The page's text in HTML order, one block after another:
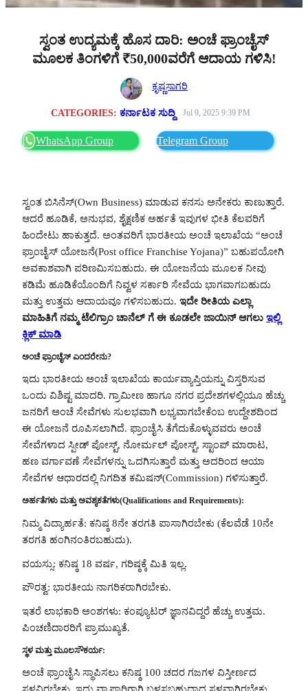
ಸ್ವಂತ ಉದ್ಯಮಕ್ಕೆ ಹೊಸ ದಾರಿ: ಅಂಚೆ ಫ್ರಾಂಚೈಸ್‌
ಮೂಲಕ ತಿಂಗಳಿಗೆ ₹50,000ವರೆಗೆ ಆದಾಯ ಗಳಿಸಿ!
ಕೃಷ್ಣಸಾಗರಿ
CATEGORIES: ಕರ್ನಾಟಕ ಸುದ್ದಿ Jul 9, 2025 9:39 PM
WhatsApp Group Telegram Group
ಸ್ವಂತ ಬಿಸಿನೆಸ್(Own Business) ಮಾಡುವ ಕನಸು ಅನೇಕರು ಕಾಣುತ್ತಾರೆ.
ಆದರೆ ಹೂಡಿಕೆ, ಅನುಭವ, ಶೈಕ್ಷಣಿಕ ಅರ್ಹತೆ ಇವುಗಳ ಭೀತಿ ಕೆಲವರಿಗೆ
ಹಿಂದೇಟು ಹಾಕುತ್ತದೆ. ಅಂತವರಿಗೆ ಭಾರತೀಯ ಅಂಚೆ ಇಲಾಖೆಯ “ಅಂಚೆ
ಫ್ರಾಂಚೈಸ್ ಯೋಜನೆ(Post office Franchise Yojana)” ಬಹುಪಯೋಗಿ
ಅವಕಾಶವಾಗಿ ಪರಿಣಮಿಸಬಹುದು. ಈ ಯೋಜನೆಯ ಮೂಲಕ ನೀವು
ಕಡಿಮೆ ಹೂಡಿಕೆಯೊಂದಿಗೆ ನಿವ್ವಳ ಸರ್ಕಾರಿ ಸೇವೆಯ ಭಾಗವಾಗಬಹುದು
ಮತ್ತು ಉತ್ತಮ ಆದಾಯವೂ ಗಳಿಸಬಹುದು. ಇದೇ ರೀತಿಯ ಎಲ್ಲಾ
ಮಾಹಿತಿಗೆ ನಮ್ಮ ಟೆಲಿಗ್ರಾಂ ಚಾನೆಲ್ ಗೆ ಈ ಕೂಡಲೇ ಜಾಯಿನ್ ಆಗಲು ಇಲ್ಲಿ
ಕ್ಲಿಕ್ ಮಾಡಿ
ಅಂಚೆ ಫ್ರಾಂಚೈಸ್ ಎಂದರೇನು?
ಇದು ಭಾರತೀಯ ಅಂಚೆ ಇಲಾಖೆಯ ಕಾರ್ಯವ್ಯಾಪ್ತಿಯನ್ನು ವಿಸ್ತರಿಸುವ
ಒಂದು ವಿಶಿಷ್ಟ ಮಾದರಿ. ಗ್ರಾಮೀಣ ಹಾಗೂ ನಗರ ಪ್ರದೇಶಗಳಲ್ಲಿಯೂ ಹೆಚ್ಚು
ಜನರಿಗೆ ಅಂಚೆ ಸೇವೆಗಳು ಸುಲಭವಾಗಿ ಲಭ್ಯವಾಗಬೇಕೆಂಬ ಉದ್ದೇಶದಿಂದ
ಈ ಯೋಜನೆ ರೂಪಿಸಲಾಗಿದೆ. ಫ್ರಾಂಚೈಸಿ ತೆಗೆದುಕೊಳ್ಳುವವರು ಅಂಚೆ
ಸೇವೆಗಳಾದ ಸ್ಪೀಡ್ ಪೋಸ್ಟ್, ನೋರ್ಮಲ್ ಪೋಸ್ಟ್, ಸ್ಟಾಂಪ್ ಮಾರಾಟ,
ಹಣ ವರ್ಗಾವಣೆ ಸೇವೆಗಳನ್ನು ಒದಗಿಸುತ್ತಾರೆ ಮತ್ತು ಅದರಿಂದ ಆಯಾ
ಸೇವೆಗಳ ಆಧಾರದಲ್ಲಿ ನಿಗದಿತ ಕಮಿಷನ್(Commission) ಗಳಿಸುತ್ತಾರೆ.
ಅರ್ಹತೆಗಳು ಮತ್ತು ಅವಶ್ಯಕತೆಗಳು(Qualifications and Requirements):
ನಿಮ್ಮ ವಿದ್ಯಾರ್ಹತೆ: ಕನಿಷ್ಠ 8ನೇ ತರಗತಿ ಪಾಸಾಗಿರಬೇಕು (ಕೆಲವೆಡೆ 10ನೇ
ತರಗತಿ ಹಂಗಿನಂತಿರಬಹುದು).
ವಯಸ್ಸು: ಕನಿಷ್ಠ 18 ವರ್ಷ, ಗರಿಷ್ಠಕ್ಕೆ ಮಿತಿ ಇಲ್ಲ.
ಪೌರತ್ವ: ಭಾರತೀಯ ನಾಗರಿಕರಾಗಿರಬೇಕು.
ಇತರೆ ಲಾಭಕಾರಿ ಅಂಶಗಳು: ಕಂಪ್ಯೂಟರ್ ಜ್ಞಾನವಿದ್ದರೆ ಹೆಚ್ಚು ಉತ್ತಮ.
ಪಿಂಚಣಿದಾರರಿಗೆ ಪ್ರಾಮುಖ್ಯತೆ.
ಸ್ಥಳ ಮತ್ತು ಮೂಲಸೌಕರ್ಯ:
ಅಂಚೆ ಫ್ರಾಂಚೈಸಿ ಸ್ಥಾಪಿಸಲು ಕನಿಷ್ಠ 100 ಚದರ ಗಜಗಳ ವಿಸ್ತೀರ್ಣದ